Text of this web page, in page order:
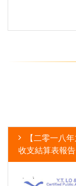
【二零一八
收支結算表報告